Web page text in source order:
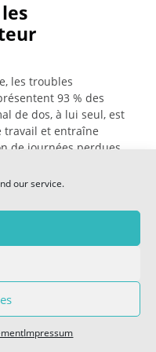
our service.
Impressum
les troubles
93 % des
de dos, à lui seul, est
travail et entraîne
de journées perdues,
propose
les contraintes
diagnostics
postes, formations
2026
SOCIAL
(EU)